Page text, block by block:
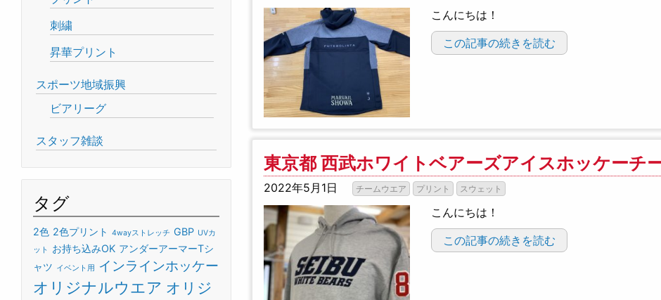
こんにちは！
この記事の続きを読む
東京都 西武ホワイトベアーズアイスホッケーチ
2022年5月1日 チームウエア プリント スウェット
こんにちは！
この記事の続きを読む
刺繍
昇華プリント
スポーツ地域振興
ビアリーグ
スタッフ雑談
タグ
2色 2色プリント 4wayストレッチ GBP UVカ
ット
お持ち込みOK アンダーアーマーTシ
ャツ イベント用 インラインホッケー
オリジナルウエア オリジ